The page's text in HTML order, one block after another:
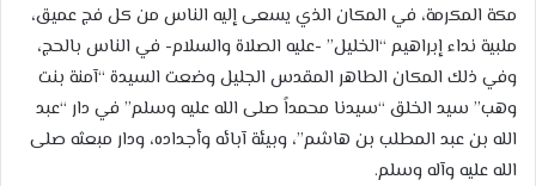
مكة المكرمة، في المكان الذي يسعى إليه الناس من كل فج عميق،
ملبية نداء إبراهيم “الخليل” -عليه الصلاة والسلام- في الناس بالحج،
وفي ذلك المكان الطاهر المقدس الجليل وضعت السيدة “آمنة بنت
وهب” سيد الخلق “سيدنا محمداً صلى الله عليه وسلم” في دار “عبد
الله بن عبد المطلب بن هاشم”، وبيئة آبائه وأجداده، ودار مبعثه صلى
الله عليه وآله وسلم.